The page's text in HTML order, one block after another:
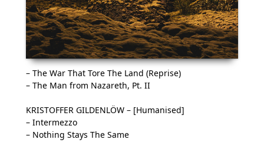
– The War That Tore The Land (Reprise)
– The Man from Nazareth, Pt. II
KRISTOFFER GILDENLÖW – [Humanised]
– Intermezzo
– Nothing Stays The Same